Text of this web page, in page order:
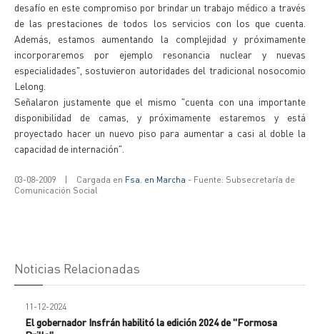
desafío en este compromiso por brindar un trabajo médico a través
de las prestaciones de todos los servicios con los que cuenta.
Además, estamos aumentando la complejidad y próximamente
incorporaremos por ejemplo resonancia nuclear y nuevas
especialidades", sostuvieron autoridades del tradicional nosocomio
Lelong.
Señalaron justamente que el mismo "cuenta con una importante
disponibilidad de camas, y próximamente estaremos y está
proyectado hacer un nuevo piso para aumentar a casi al doble la
capacidad de internación".
03-08-2009 | Cargada en Fsa. en Marcha - Fuente: Subsecretaría de
Comunicación Social
Noticias Relacionadas
11-12-2024
El gobernador Insfrán habilitó la edición 2024 de "Formosa